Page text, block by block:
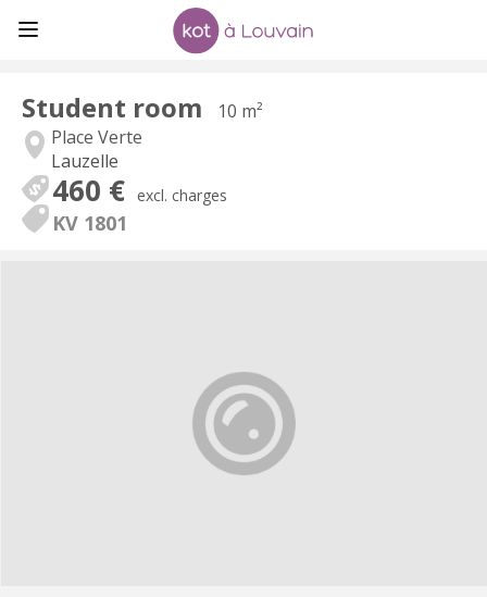
Student room
10 m²
Place Verte
Lauzelle
460 € excl. charges
KV 1801